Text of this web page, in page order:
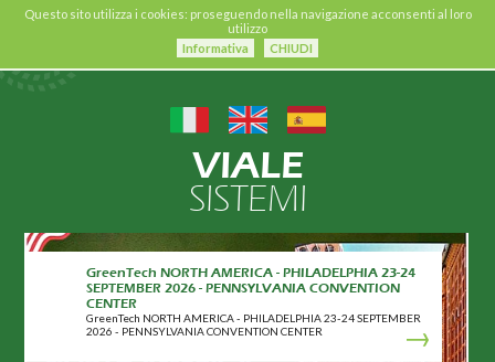
Questo sito utilizza i cookies: proseguendo nella navigazione acconsenti al loro
utilizzo
Informativa
CHIUDI
VIALE
SISTEMI
GreenTech NORTH AMERICA - PHILADELPHIA 23-24
SEPTEMBER 2026 - PENNSYLVANIA CONVENTION
CENTER
GreenTech NORTH AMERICA - PHILADELPHIA 23-24 SEPTEMBER
2026 - PENNSYLVANIA CONVENTION CENTER